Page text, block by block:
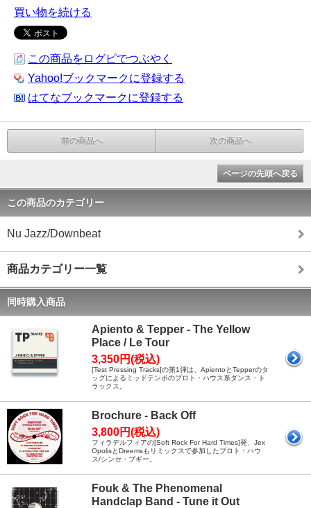
買い物を続ける
この商品をログピでつぶやく
Yahoo!ブックマークに登録する
はてなブックマークに登録する
前の商品へ 次の商品へ
ページの先頭へ戻る
この商品のカテゴリー
Nu Jazz/Downbeat
商品カテゴリー一覧
同時購入商品
Apiento & Tepper - The Yellow
Place / Le Tour
3,350円(税込)
[Test Pressing Tracks]の第1弾は、ApientoとTepperのタ
ッグによるミッドテンポのプロト・ハウス系ダンス・ト
ラックス。
Brochure - Back Off
3,800円(税込)
フィラデルフィアの[Soft Rock For Hard Times]発、Jex
OpolisとDreemsもリミックスで参加したプロト・ハウ
ス/シンセ・ブギー。
Fouk & The Phenomenal
Handclap Band - Tune it Out